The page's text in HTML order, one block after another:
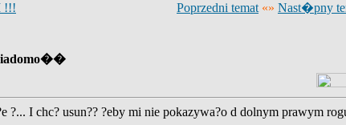
!!! Poprzedni temat «» Nast�pny
?... I chc? usun?? ?eby mi nie pokazywa?o d dolnym prawym